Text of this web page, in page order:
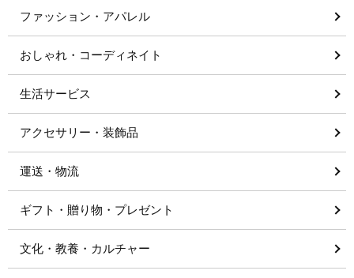
ファッション・アパレル
おしゃれ・コーディネイト
生活サービス
アクセサリー・装飾品
運送・物流
ギフト・贈り物・プレゼント
文化・教養・カルチャー